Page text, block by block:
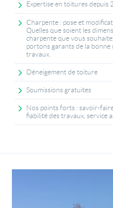
Expertise en toitures depuis
Charpente : pose et
Quelles que soient les
charpente que vous
portons garants de la bonne
travaux.
Déneigement de toiture
Soumissions gratuites
Nos points forts : savoir-
fiabilité des travaux, service